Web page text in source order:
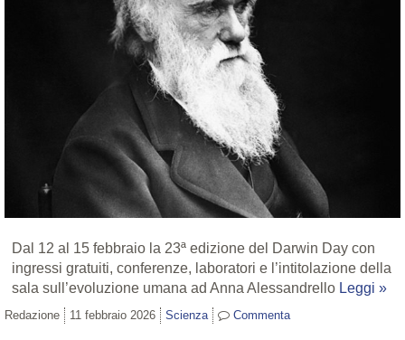
Dal 12 al 15 febbraio la 23ª edizione del Darwin Day con
ingressi gratuiti, conferenze, laboratori e l’intitolazione della
sala sull’evoluzione umana ad Anna Alessandrello Leggi »
Redazione 11 febbraio 2026 Scienza Commenta